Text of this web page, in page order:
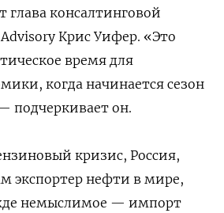
глава консалтинговой
Крис Уифер. «Это
время для
когда начинается сезон
подчеркивает он.
кризис, Россия,
экспортер нефти в мире,
немыслимое — импорт